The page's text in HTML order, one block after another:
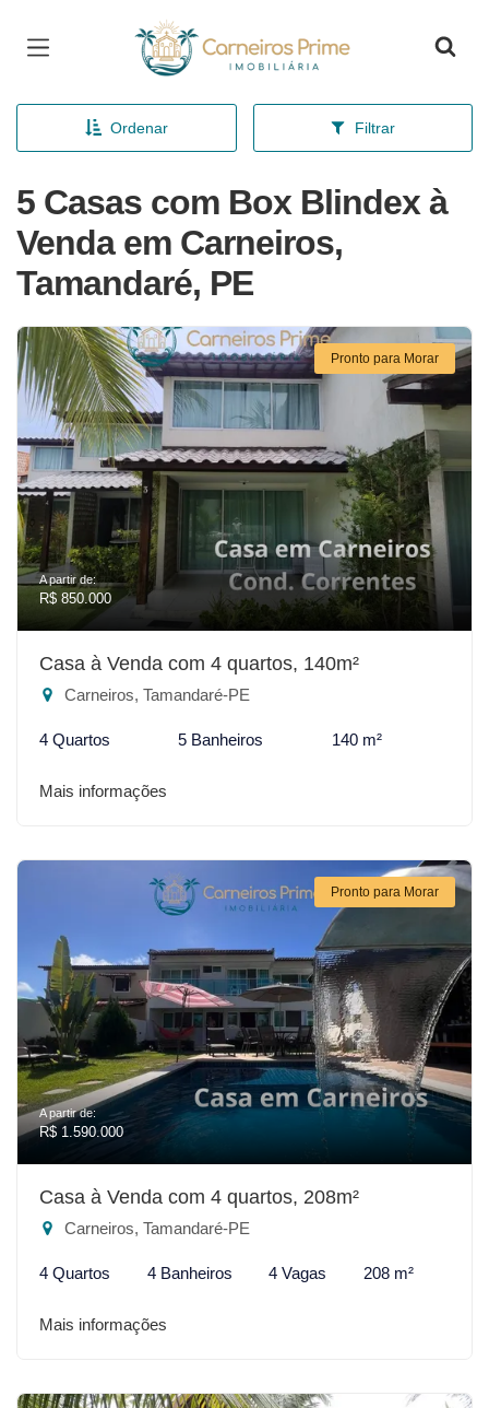
Página inicial
Ordenar Filtrar
5 Casas com Box Blindex à
Venda em Carneiros,
Tamandaré, PE
Pronto para Morar
A partir de:
R$ 850.000
Casa à Venda com 4 quartos, 140m²
Carneiros, Tamandaré-PE
4 Quartos 5 Banheiros 140 m²
Mais informações
Pronto para Morar
A partir de:
R$ 1.590.000
Casa à Venda com 4 quartos, 208m²
Carneiros, Tamandaré-PE
4 Quartos 4 Banheiros 4 Vagas 208 m²
Mais informações